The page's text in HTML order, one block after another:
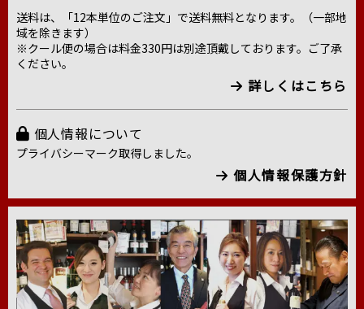
送料は、「12本単位のご注文」で送料無料となります。（一部地
域を除きます）
※クール便の場合は料金330円は別途頂戴しております。ご了承
ください。
詳しくはこちら
個人情報について
プライバシーマーク取得しました。
個人情報保護方針